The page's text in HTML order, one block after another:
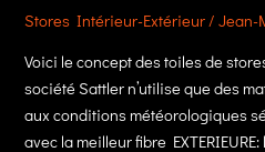
Stores Intérieur-Extérieur/Jean-
Voici le concept des toiles de
société Sattler n’utilise que des
aux conditions météorologiques
avec la meilleur fibre